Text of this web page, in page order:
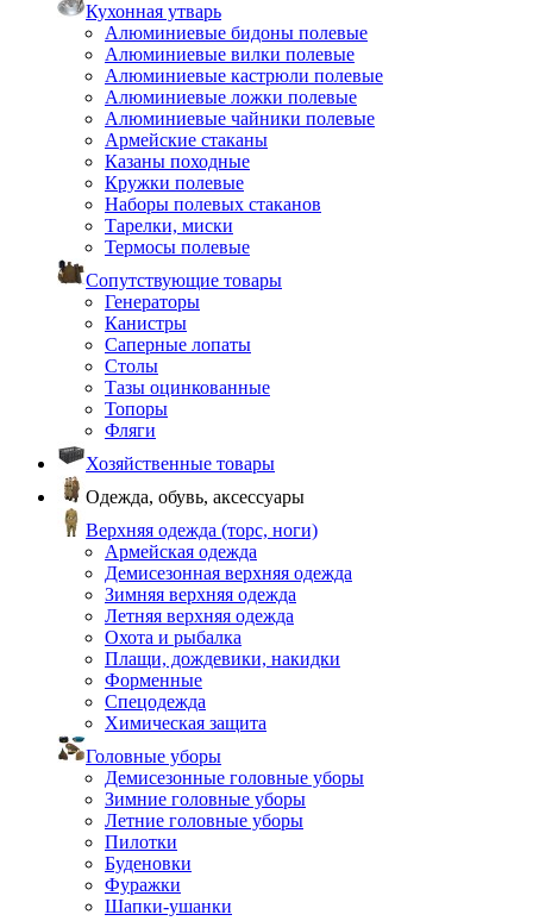
Кухонная утварь
Алюминиевые бидоны полевые
Алюминиевые вилки полевые
Алюминиевые кастрюли полевые
Алюминиевые ложки полевые
Алюминиевые чайники полевые
Армейские стаканы
Казаны походные
Кружки полевые
Наборы полевых стаканов
Тарелки, миски
Термосы полевые
Сопутствующие товары
Генераторы
Канистры
Саперные лопаты
Столы
Тазы оцинкованные
Топоры
Фляги
Хозяйственные товары
Одежда, обувь, аксессуары
Верхняя одежда (торс, ноги)
Армейская одежда
Демисезонная верхняя одежда
Зимняя верхняя одежда
Летняя верхняя одежда
Охота и рыбалка
Плащи, дождевики, накидки
Форменные
Спецодежда
Химическая защита
Головные уборы
Демисезонные головные уборы
Зимние головные уборы
Летние головные уборы
Пилотки
Буденовки
Фуражки
Шапки-ушанки